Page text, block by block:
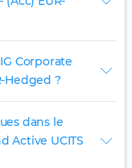
Corporate
Hedged ?
dans le
Active UCITS